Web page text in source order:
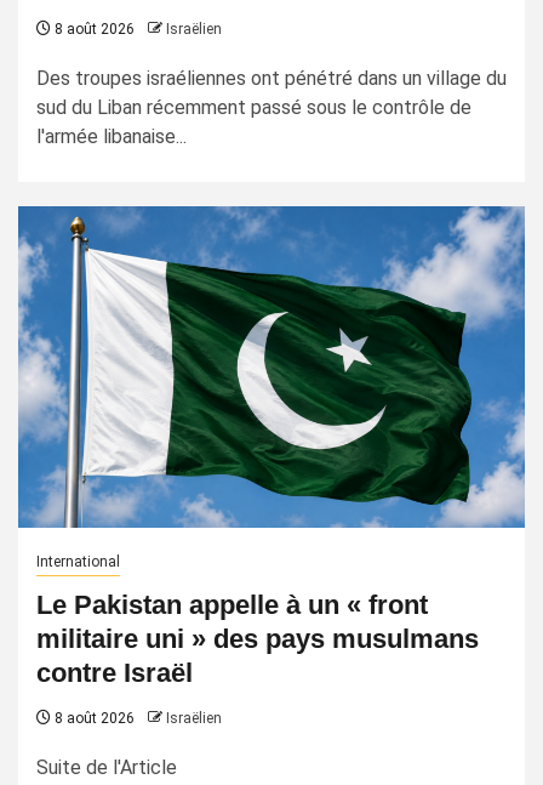
8 août 2026 Israëlien
Des troupes israéliennes ont pénétré dans un village du
sud du Liban récemment passé sous le contrôle de
l'armée libanaise...
International
Le Pakistan appelle à un « front
militaire uni » des pays musulmans
contre Israël
8 août 2026 Israëlien
Suite de l'Article